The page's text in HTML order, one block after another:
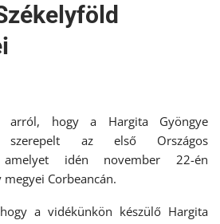
arról, hogy a Hargita Gyöngye
szerepelt az első Országos
amelyet idén november 22-én
Corbeancán.
a vidékünkön készülő Hargita